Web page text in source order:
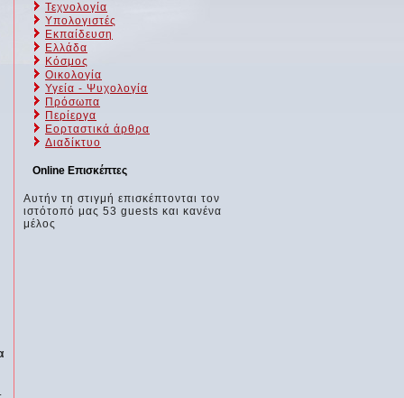
Τεχνολογία
Υπολογιστές
Εκπαίδευση
Ελλάδα
Κόσμος
Οικολογία
Υγεία - Ψυχολογία
Πρόσωπα
Περίεργα
Εορταστικά άρθρα
Διαδίκτυο
Online Επισκέπτες
Αυτήν τη στιγμή επισκέπτονται τον
ιστότοπό μας 53 guests και κανένα
μέλος